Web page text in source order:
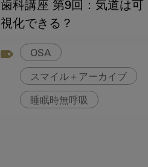
歯科講座 第9回：気道は可
視化できる？
OSA
スマイル＋アーカイブ
睡眠時無呼吸